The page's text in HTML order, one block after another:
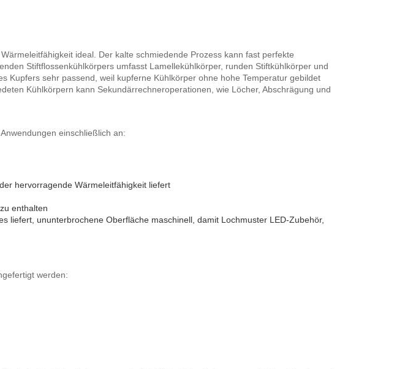
ideal. Der kalte schmiedende Prozess kann fast perfekte
Stiftflossenkühlkörpers umfasst Lamellekühlkörper, runden Stiftkühlkörper und
Kupfers sehr passend, weil kupferne Kühlkörper ohne hohe Temperatur gebildet
Kühlkörpern kann Sekundärrechneroperationen, wie Löcher, Abschrägung und
einschließlich an:
hervorragende Wärmeleitfähigkeit liefert
enthalten
liefert, ununterbrochene Oberfläche maschinell, damit Lochmuster LED-Zubehör,
werden: